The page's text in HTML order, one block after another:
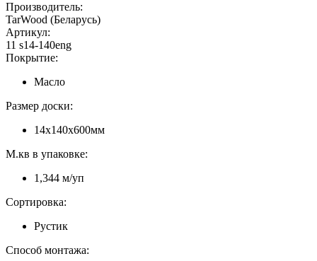
Производитель:
TarWood (Беларусь)
Артикул:
11 s14-140eng
Покрытие:
Масло
Размер доски:
14х140х600мм
М.кв в упаковке:
1,344 м/уп
Сортировка:
Рустик
Способ монтажа: